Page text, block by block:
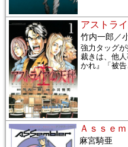
アストラ
竹内一郎／
強力タッグ
裁きは、他
かれ』「被告
Ａｓｓｅ
麻宮騎亜